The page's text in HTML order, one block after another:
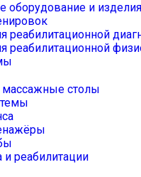
оборудование и изделия
реабилитационной
реабилитационной
массажные столы
и реабилитации